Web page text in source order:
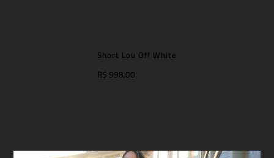
Short Lou Off White
R$ 998,00